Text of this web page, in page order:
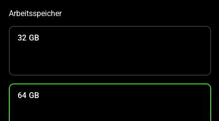
Arbeitsspeicher
32 GB
64 GB